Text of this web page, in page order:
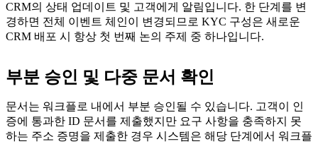
CRM의 상태 업데이트 및 고객에게 알림입니다. 한 단계를 변
경하면 전체 이벤트 체인이 변경되므로 KYC 구성은 새로운
CRM 배포 시 항상 첫 번째 논의 주제 중 하나입니다.
부분 승인 및 다중 문서 확인
문서는 워크플로 내에서 부분 승인될 수 있습니다. 고객이 인
증에 통과한 ID 문서를 제출했지만 요구 사항을 충족하지 못
하는 주소 증명을 제출한 경우 시스템은 해당 단계에서 워크플